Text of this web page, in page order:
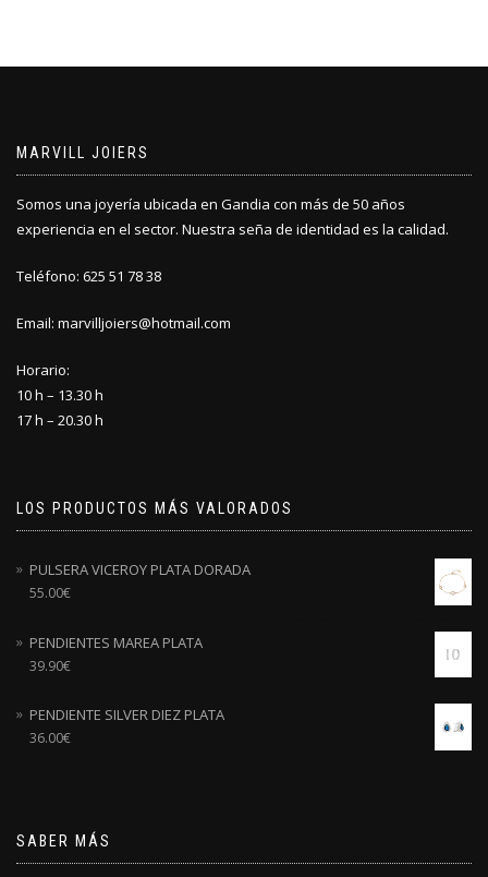
MARVILL JOIERS
Somos una joyería ubicada en Gandia con más de 50 años
experiencia en el sector. Nuestra seña de identidad es la calidad.
Teléfono: 625 51 78 38
Email: marvilljoiers@hotmail.com
Horario:
10 h – 13.30 h
17 h – 20.30 h
LOS PRODUCTOS MÁS VALORADOS
PULSERA VICEROY PLATA DORADA
55.00€
PENDIENTES MAREA PLATA
39.90€
PENDIENTE SILVER DIEZ PLATA
36.00€
SABER MÁS